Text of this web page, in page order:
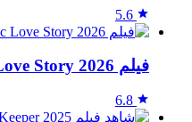
5.6
فيلم A Toxic Love Story 2026 مترجم HD
6.8